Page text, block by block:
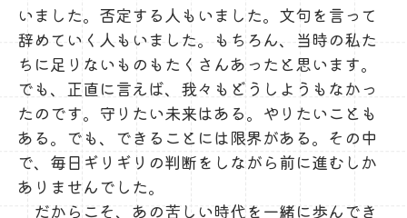
いました。否定する人もいました。文句を言って
辞めていく人もいました。もちろん、当時の私た
ちに足りないものもたくさんあったと思います。
でも、正直に言えば、我々もどうしようもなかっ
たのです。守りたい未来はある。やりたいことも
ある。でも、できることには限界がある。その中
で、毎日ギリギリの判断をしながら前に進むしか
ありませんでした。
だからこそ、あの苦しい時代を一緒に歩んでき